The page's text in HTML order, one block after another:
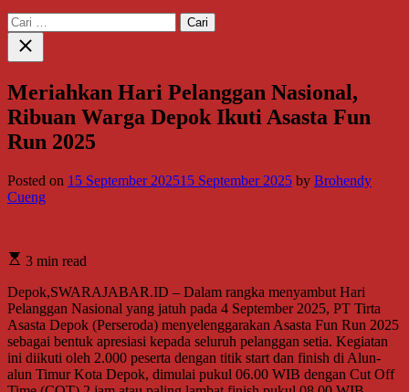
Cari
untuk:
Close
search
Meriahkan Hari Pelanggan Nasional,
Ribuan Warga Depok Ikuti Asasta Fun
Run 2025
Posted on 15 September 202515 September 2025 by Brohendy
Cueng
3 min read
Depok,SWARAJABAR.ID – Dalam rangka menyambut Hari
Pelanggan Nasional yang jatuh pada 4 September 2025, PT Tirta
Asasta Depok (Perseroda) menyelenggarakan Asasta Fun Run 2025
sebagai bentuk apresiasi kepada seluruh pelanggan setia. Kegiatan
ini diikuti oleh 2.000 peserta dengan titik start dan finish di Alun-
alun Timur Kota Depok, dimulai pukul 06.00 WIB dengan Cut Off